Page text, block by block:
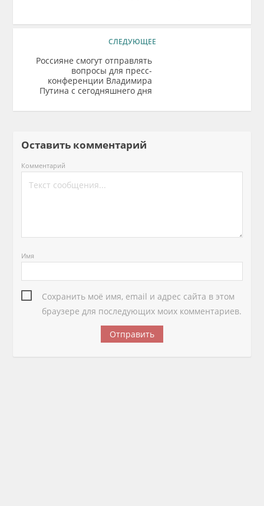
СЛЕДУЮЩЕЕ
Россияне смогут отправлять
вопросы для пресс-
конференции Владимира
Путина с сегодняшнего дня
Оставить комментарий
Комментарий
Имя
Сохранить моё имя, email и адрес сайта в этом
браузере для последующих моих комментариев.